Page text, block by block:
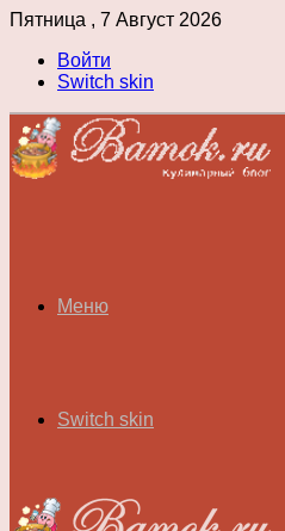
Пятница , 7 Август 2026
Войти
Switch skin
Меню
Switch skin